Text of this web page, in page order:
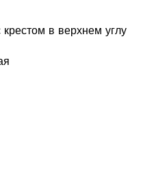
в верхнем углу